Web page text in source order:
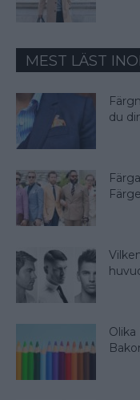
MEST LÄST
du